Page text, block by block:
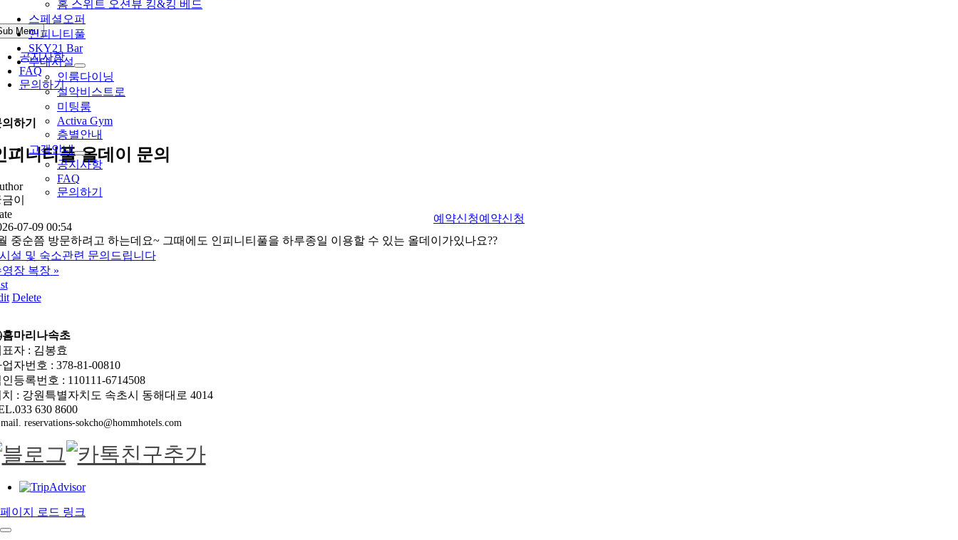
홈 스위트 오션뷰 킹&킹 베드
스페셜오퍼
인피니티풀
SKY21 Bar
부대시설
인룸다이닝
설악비스트로
미팅룸
Activa Gym
층별안내
고객안내
공지사항
FAQ
문의하기
예약신청예약신청
Menu
공지사항
FAQ
문의하기
하기
피니티풀 올데이 문의
이
07-09 00:54
중순쯤 방문하려고 하는데요~ 그때에도 인피니티풀을 하루종일 이용할 수 있는 올데이가있나요??
설 및 숙소관련 문의드립니다
장 복장 »
Delete
마리나속초
자 : 김봉효
자번호 : 378-81-00810
등록번호 : 110111-6714508
: 강원특별자치도 속초시 동해대로 4014
630 8600
reservations-sokcho@hommhotels.com
페이지 로드 링크